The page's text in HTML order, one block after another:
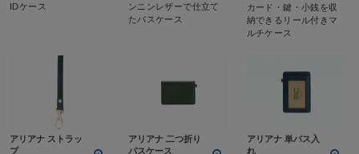
IDケース
ンニンレザーで仕立て
たパスケース
カード・鍵・小銭を収
納できるリール付きマ
ルチケース
アリアナ ストラッ
プ
アリアナ 二つ折り
パスケース
アリアナ 単パス入
れ